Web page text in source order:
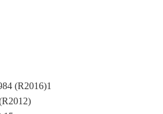
(R2016)1